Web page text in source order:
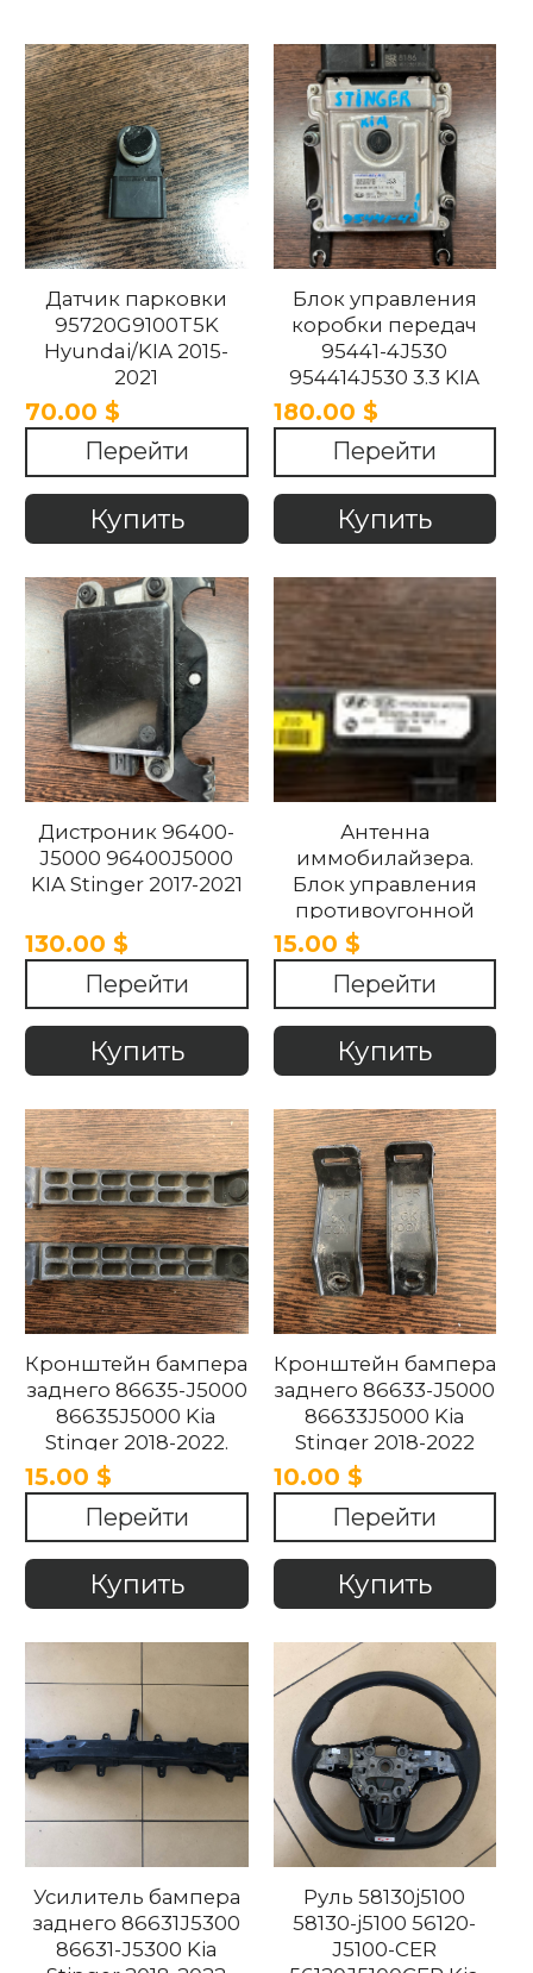
Датчик парковки
95720G9100T5K
Hyundai/KIA 2015-
2021
70.00 $
Перейти
Купить
Блок управления
коробки передач
95441-4J530
954414J530 3.3 KIA
stinger 2017-2022
180.00 $
Перейти
Купить
Дистроник 96400-
J5000 96400J5000
KIA Stinger 2017-2021
130.00 $
Перейти
Купить
Антенна
иммобилайзера.
Блок управления
противоугонной
системой 95420-
J5100 95420J5100 Kia
Stinger 2017-2021
15.00 $
Перейти
Купить
Кронштейн бампера
заднего 86635-J5000
86635J5000 Kia
Stinger 2018-2022.
15.00 $
Перейти
Купить
Кронштейн бампера
заднего 86633-J5000
86633J5000 Kia
Stinger 2018-2022
10.00 $
Перейти
Купить
Усилитель бампера
заднего 86631J5300
86631-J5300 Kia
Руль 58130j5100
58130-j5100 56120-
J5100-CER